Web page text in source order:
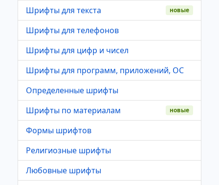
Шрифты для текста
новые
Шрифты для телефонов
Шрифты для цифр и чисел
Шрифты для программ, приложений, ОС
Определенные шрифты
Шрифты по материалам
новые
Формы шрифтов
Религиозные шрифты
Любовные шрифты